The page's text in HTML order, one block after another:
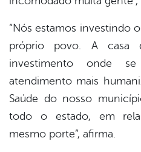
“Nós estamos investindo
próprio povo. A
investimento onde
atendimento mais
Saúde do nosso
todo o estado, em
mesmo porte”, afirma.